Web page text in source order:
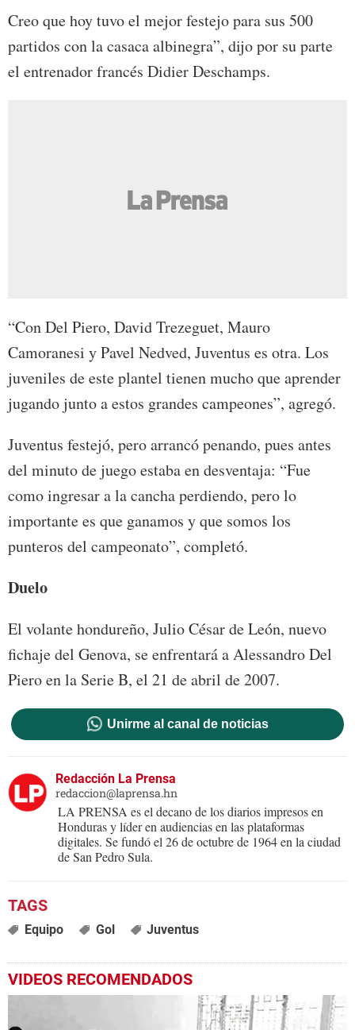
Creo que hoy tuvo el mejor festejo para sus 500
partidos con la casaca albinegra”, dijo por su parte
el entrenador francés Didier Deschamps.
“Con Del Piero, David Trezeguet, Mauro
Camoranesi y Pavel Nedved, Juventus es otra. Los
juveniles de este plantel tienen mucho que aprender
jugando junto a estos grandes campeones”, agregó.
Juventus festejó, pero arrancó penando, pues antes
del minuto de juego estaba en desventaja: “Fue
como ingresar a la cancha perdiendo, pero lo
importante es que ganamos y que somos los
punteros del campeonato”, completó.
Duelo
El volante hondureño, Julio César de León, nuevo
fichaje del Genova, se enfrentará a Alessandro Del
Piero en la Serie B, el 21 de abril de 2007.
Unirme al canal de noticias
Redacción La Prensa
redaccion@laprensa.hn
LA PRENSA es el decano de los diarios impresos en
Honduras y líder en audiencias en las plataformas
digitales. Se fundó el 26 de octubre de 1964 en la ciudad
de San Pedro Sula.
Equipo Gol Juventus
VIDEOS RECOMENDADOS